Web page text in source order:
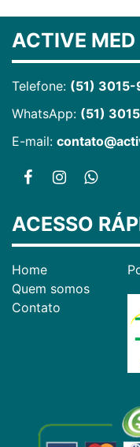
ACTIVE MED
Telefone: (51)
WhatsApp: (51)
E-mail:
ACESSO
Home
Quem somos
Contato